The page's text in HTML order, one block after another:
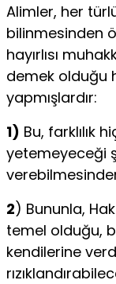
Alimler, her
bilinmesinden
hayırlısı
demek olduğu
yapmışlardır:
1) Bu, farklılık
yetemeyeceği
2) Bununla,
temel olduğu,
kendilerine